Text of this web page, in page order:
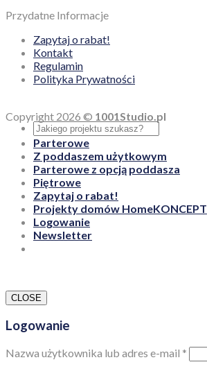
Przydatne Informacje
Zapytaj o rabat!
Kontakt
Regulamin
Polityka Prywatności
Copyright 2026 © 1001Studio.pl
Parterowe
Z poddaszem użytkowym
Parterowe z opcją poddasza
Piętrowe
Zapytaj o rabat!
Projekty domów HomeKONCEPT
Logowanie
Newsletter
CLOSE
Logowanie
Nazwa użytkownika lub adres e-mail *